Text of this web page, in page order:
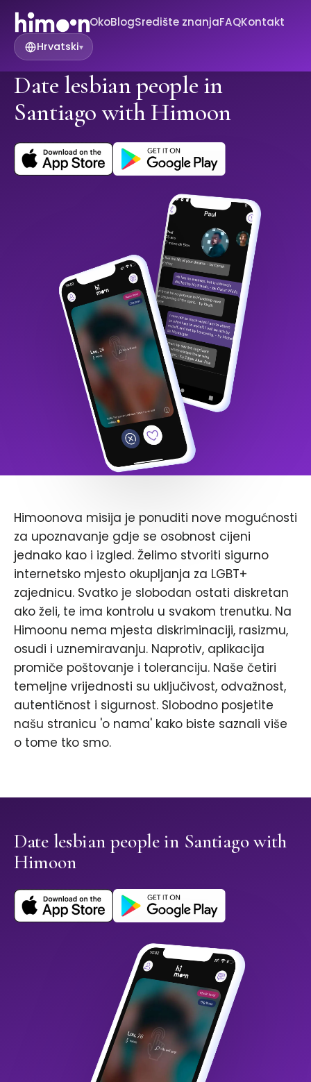
OkoBlogSredište znanjaFAQKontakt
Hrvatski▾
Date lesbian people in
Santiago with Himoon
Himoonova misija je ponuditi nove mogućnosti
za upoznavanje gdje se osobnost cijeni
jednako kao i izgled. Želimo stvoriti sigurno
internetsko mjesto okupljanja za LGBT+
zajednicu. Svatko je slobodan ostati diskretan
ako želi, te ima kontrolu u svakom trenutku. Na
Himoonu nema mjesta diskriminaciji, rasizmu,
osudi i uznemiravanju. Naprotiv, aplikacija
promiče poštovanje i toleranciju. Naše četiri
temeljne vrijednosti su uključivost, odvažnost,
autentičnost i sigurnost. Slobodno posjetite
našu stranicu 'o nama' kako biste saznali više
o tome tko smo.
Date lesbian people in Santiago with
Himoon